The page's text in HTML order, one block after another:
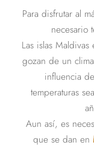
Para disfrutar al
necesario
Las islas Maldivas
gozan de un
influencia
temperaturas
Aun así, es
que se dan en